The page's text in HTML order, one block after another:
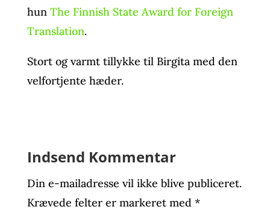
hun The Finnish State Award for Foreign
Translation.
Stort og varmt tillykke til Birgita med den
velfortjente hæder.
Indsend Kommentar
Din e-mailadresse vil ikke blive publiceret.
Krævede felter er markeret med *